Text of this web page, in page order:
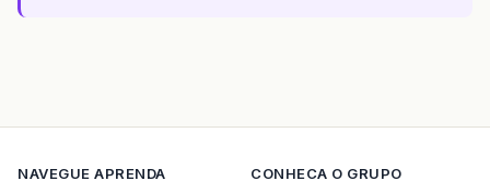
NAVEGUE APRENDA
CONHECA O GRUPO